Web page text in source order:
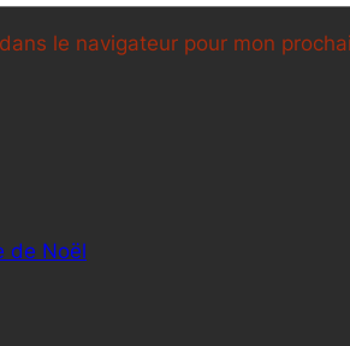
le navigateur pour mon
de Noël